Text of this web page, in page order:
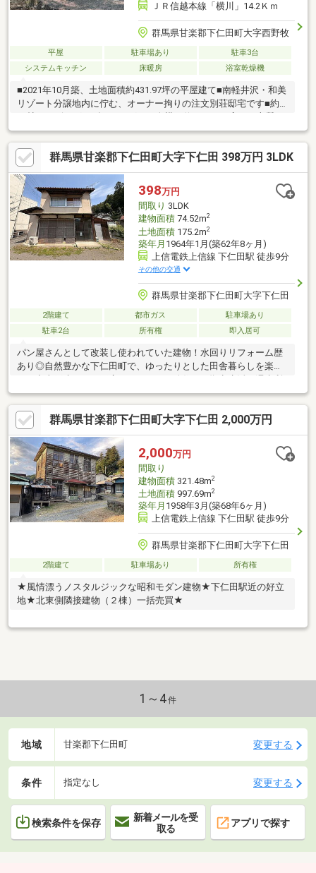
ＪＲ信越本線「横川」14.2Ｋｍ
群馬県甘楽郡下仁田町大字西野牧
平屋 駐車場あり
駐車3台
システムキッチン
床暖房 浴室乾燥機
■2021年10月築、土地面積約431.97坪の平屋建て■南軽井沢・和美
リゾート分譲地内に佇む、オーナー拘りの注文別荘邸宅です■約
大空間 大開口のコーナー窓からは四季折々の自然美が広がりま
す■外観・内観ともに「和」のテイストを基調とし、静謐な寛ぎ
空間が演出されています■約7.2帖の床の間付き和室や、書斎コー
ナー付きの約9.1帖洋室がございます■設備仕様 床暖房、食器洗
乾燥機、浴室乾燥機、追焚機能、モニタ付きインターホン他■お
車3台分の駐車スペース有(車種による)■しなの鉄道「軽井沢」駅
まで車で約11分(約7.6km)
群馬県甘楽郡下仁田町大字下仁田 398万円 3LDK
398万円
間取り 3LDK
建物面積74.52m2
土地面積175.2m2
築年月 1964年1月(築62年8ヶ月)
上信電鉄上信線 下仁田駅 徒歩9分
その他の交通
群馬県甘楽郡下仁田町大字下仁田
2階建て 都市ガス
駐車場あり
駐車2台
所有権 即入居可
パン屋さんとして改装し使われていた建物！水回りリフォーム歴
あり◎自然豊かな下仁田町で、ゆったりとした田舎暮らしを楽し
用にもご検討いただけます。
群馬県甘楽郡下仁田町大字下仁田 2,000万円
2,000万円
間取り
建物面積321.48m2
土地面積997.69m2
築年月 1958年3月(築68年6ヶ月)
上信電鉄上信線 下仁田駅 徒歩9分
群馬県甘楽郡下仁田町大字下仁田
2階建て 駐車場あり 所有権
★風情漂うノスタルジックな昭和モダン建物★下仁田駅近の好立
地★北東側隣接建物（２棟）一括売買★
1～4件
地域 甘楽郡下仁田町 変更する
条件 指定なし 変更する
検索条件を保存
新着メールを受
取る
アプリで探す